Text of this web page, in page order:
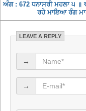
ਅੰਗ : 672 ਧਨਾਸਰੀ ਮਹਲਾ ੫ ॥
ਰਹੇ ਮਾਇਆ ਰੰਗ
LEAVE A REPLY
→
→